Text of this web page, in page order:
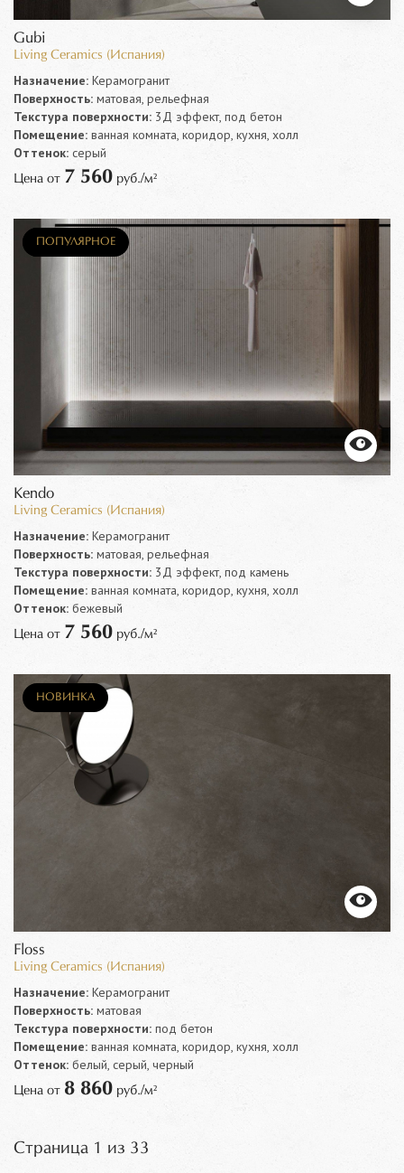
Gubi
Living Ceramics (Испания)
Назначение: Керамогранит
Поверхность: матовая, рельефная
Текстура поверхности: 3Д эффект, под бетон
Помещение: ванная комната, коридор, кухня, холл
Оттенок: серый
Цена от 7 560 руб./м²
НОВИНКА
ПОПУЛЯРНОЕ
Kendo
Living Ceramics (Испания)
Назначение: Керамогранит
Поверхность: матовая, рельефная
Текстура поверхности: 3Д эффект, под камень
Помещение: ванная комната, коридор, кухня, холл
Оттенок: бежевый
Цена от 7 560 руб./м²
НОВИНКА
Floss
Living Ceramics (Испания)
Назначение: Керамогранит
Поверхность: матовая
Текстура поверхности: под бетон
Помещение: ванная комната, коридор, кухня, холл
Оттенок: белый, серый, черный
Цена от 8 860 руб./м²
Страница 1 из 33